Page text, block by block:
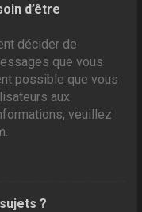
d’être
décider de
que vous
possible que vous
aux
veuillez
?